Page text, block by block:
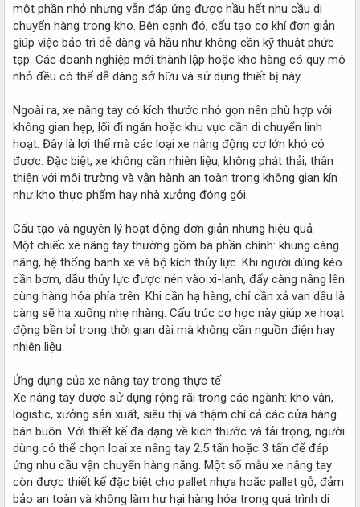
một phần nhỏ nhưng vẫn đáp ứng được hầu hết nhu cầu di
chuyển hàng trong kho. Bên cạnh đó, cấu tạo cơ khí đơn giản
giúp việc bảo trì dễ dàng và hầu như không cần kỹ thuật phức
tạp. Các doanh nghiệp mới thành lập hoặc kho hàng có quy mô
nhỏ đều có thể dễ dàng sở hữu và sử dụng thiết bị này.
Ngoài ra, xe nâng tay có kích thước nhỏ gọn nên phù hợp với
không gian hẹp, lối đi ngắn hoặc khu vực cần di chuyển linh
hoạt. Đây là lợi thế mà các loại xe nâng động cơ lớn khó có
được. Đặc biệt, xe không cần nhiên liệu, không phát thải, thân
thiện với môi trường và vận hành an toàn trong không gian kín
như kho thực phẩm hay nhà xưởng đóng gói.
Cấu tạo và nguyên lý hoạt động đơn giản nhưng hiệu quả
Một chiếc xe nâng tay thường gồm ba phần chính: khung càng
nâng, hệ thống bánh xe và bộ kích thủy lực. Khi người dùng kéo
cần bơm, dầu thủy lực được nén vào xi-lanh, đẩy càng nâng lên
cùng hàng hóa phía trên. Khi cần hạ hàng, chỉ cần xả van dầu là
càng sẽ hạ xuống nhẹ nhàng. Cấu trúc cơ học này giúp xe hoạt
động bền bỉ trong thời gian dài mà không cần nguồn điện hay
nhiên liệu.
Ứng dụng của xe nâng tay trong thực tế
Xe nâng tay được sử dụng rộng rãi trong các ngành: kho vận,
logistic, xưởng sản xuất, siêu thị và thậm chí cả các cửa hàng
bán buôn. Với thiết kế đa dạng về kích thước và tải trọng, người
dùng có thể chọn loại xe nâng tay 2.5 tấn hoặc 3 tấn để đáp
ứng nhu cầu vận chuyển hàng nặng. Một số mẫu xe nâng tay
còn được thiết kế đặc biệt cho pallet nhựa hoặc pallet gỗ, đảm
bảo an toàn và không làm hư hại hàng hóa trong quá trình di